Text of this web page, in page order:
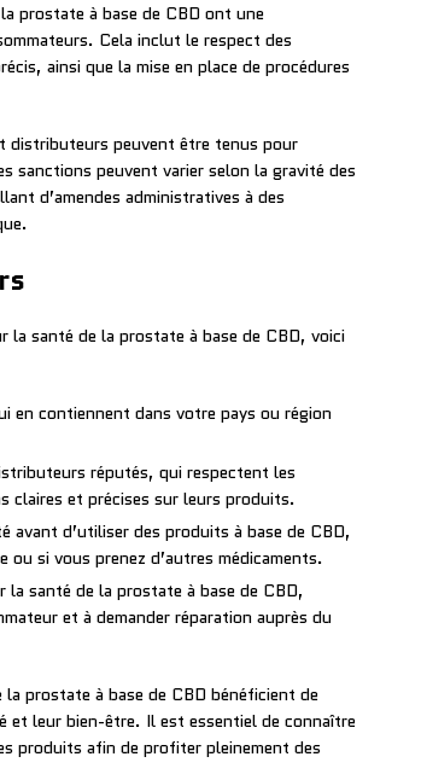
prostate à base de CBD ont une
Cela inclut le respect des
ainsi que la mise en place de procédures
distributeurs peuvent être tenus pour
sanctions peuvent varier selon la gravité des
d’amendes administratives à des
la santé de la prostate à base de CBD, voici
en contiennent dans votre pays ou région
réputés, qui respectent les
claires et précises sur leurs produits.
d’utiliser des produits à base de CBD,
si vous prenez d’autres médicaments.
la santé de la prostate à base de CBD,
et à demander réparation auprès du
prostate à base de CBD bénéficient de
et leur bien-être. Il est essentiel de connaître
produits afin de profiter pleinement des